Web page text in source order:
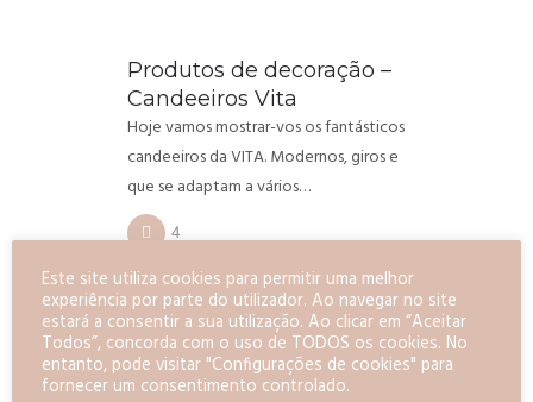
Produtos de decoração –
Candeeiros Vita
Hoje vamos mostrar-vos os fantásticos
candeeiros da VITA. Modernos, giros e
que se adaptam a vários…
4
MATERIAIS
Este site utiliza cookies para permitir uma melhor
experiência por parte do utilizador. Ao navegar no site
estará a consentir a sua utilização. Ao clicar em “Aceitar
Todos”, concorda com o uso de TODOS os cookies. No
entanto, pode visitar "Configurações de cookies" para
fornecer um consentimento controlado.